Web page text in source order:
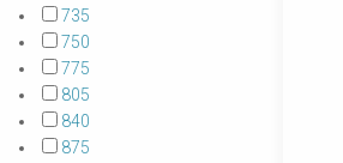
735
750
775
805
840
875